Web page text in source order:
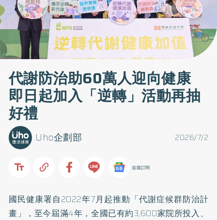
代謝防治助60萬人迎向健康
即日起加入「逆轉」活動再抽
好禮
2026/7/2
Uho企劃部
追蹤訂閱
國民健康署自2022年7月起推動「代謝症候群防治計
畫」，至今屆滿4年，全國已有約3,600家院所投入、